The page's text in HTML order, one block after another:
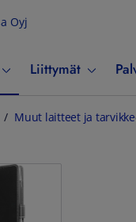
Oyj
Liittymät
Muut laitteet ja